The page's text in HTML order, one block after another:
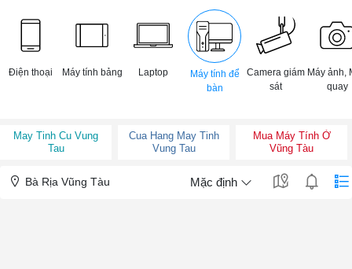
Điện thoại Máy tính bảng Laptop
Máy tính để
bàn
Camera giám
sát
Máy ảnh,
quay
May Tinh Cu Vung
Tau
Cua Hang May Tinh
Vung Tau
Mua Máy Tính Ở
Vũng Tàu
Bà Rịa Vũng Tàu Mặc định